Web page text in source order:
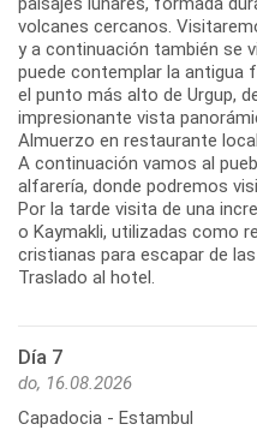
volcanes cercanos.
y a continuación también se
puede contemplar la antigua
el punto más alto de Urgup,
impresionante vista
Almuerzo en restaurante local.
A continuación vamos al
alfarería, donde podremos
Por la tarde visita de una
o Kaymakli, utilizadas como
cristianas para escapar de
Traslado al hotel.
Día 7
do, 16.08.2026
Capadocia - Estambul